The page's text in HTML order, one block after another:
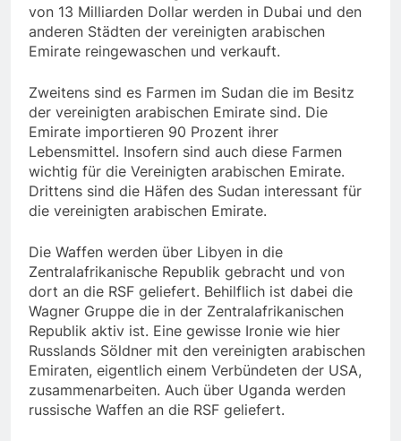
von 13 Milliarden Dollar werden in Dubai und den
anderen Städten der vereinigten arabischen
Emirate reingewaschen und verkauft.
Zweitens sind es Farmen im Sudan die im Besitz
der vereinigten arabischen Emirate sind. Die
Emirate importieren 90 Prozent ihrer
Lebensmittel. Insofern sind auch diese Farmen
wichtig für die Vereinigten arabischen Emirate.
Drittens sind die Häfen des Sudan interessant für
die vereinigten arabischen Emirate.
Die Waffen werden über Libyen in die
Zentralafrikanische Republik gebracht und von
dort an die RSF geliefert. Behilflich ist dabei die
Wagner Gruppe die in der Zentralafrikanischen
Republik aktiv ist. Eine gewisse Ironie wie hier
Russlands Söldner mit den vereinigten arabischen
Emiraten, eigentlich einem Verbündeten der USA,
zusammenarbeiten. Auch über Uganda werden
russische Waffen an die RSF geliefert.